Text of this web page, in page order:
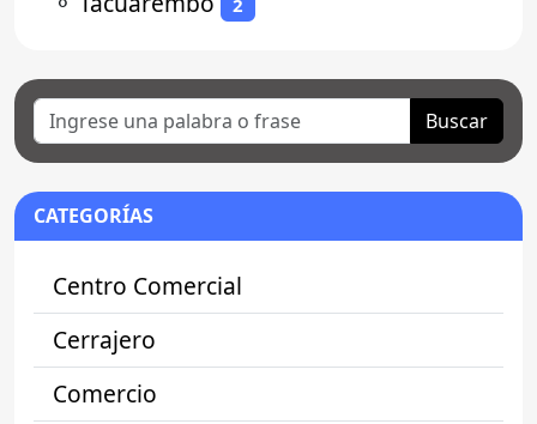
2
Buscar
CATEGORÍAS
Centro Comercial
Cerrajero
Comercio